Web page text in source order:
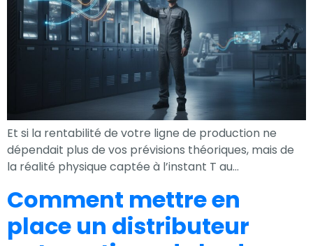
Et si la rentabilité de votre ligne de production ne
dépendait plus de vos prévisions théoriques, mais de
la réalité physique captée à l’instant T au…
Comment mettre en
place un distributeur